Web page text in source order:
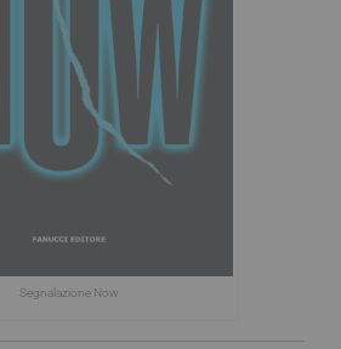
Segnalazione Now